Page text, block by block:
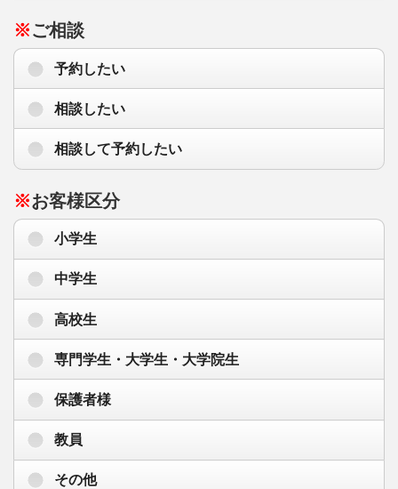
※ご相談
予約したい
相談したい
相談して予約したい
※お客様区分
小学生
中学生
高校生
専門学生・大学生・大学院生
保護者様
教員
その他